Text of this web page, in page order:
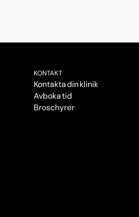
KONTAKT
Kontakta din klinik
Avboka tid
Broschyrer